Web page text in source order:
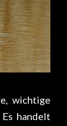
wichtige
handelt